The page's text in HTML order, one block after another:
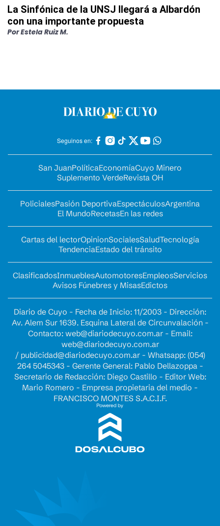
La Sinfónica de la UNSJ llegará a Albardón
con una importante propuesta
PorEstela Ruiz M.
Seguinos en:
San JuanPolíticaEconomíaCuyo Minero
Suplemento VerdeRevista OH
PolicialesPasión DeportivaEspectáculosArgentina
El MundoRecetasEn las redes
Cartas del lectorOpinionSocialesSaludTecnología
TendenciaEstado del tránsito
ClasificadosInmueblesAutomotoresEmpleosServicios
Avisos Fúnebres y MisasEdictos
Diario de Cuyo - Fecha de Inicio: 11/2003 - Dirección:
Av. Alem Sur 1639. Esquina Lateral de Circunvalación -
Contacto: web@diariodecuyo.com.ar- Email:
web@diariodecuyo.com.ar
/ publicidad@diariodecuyo.com.ar- Whatsapp: (054)
264 5045343 - Gerente General: Pablo Dellazoppa -
Secretario de Redacción: Diego Castillo - Editor Web:
Mario Romero - Empresa propietaria del medio -
FRANCISCO MONTES S.A.C.I.F.